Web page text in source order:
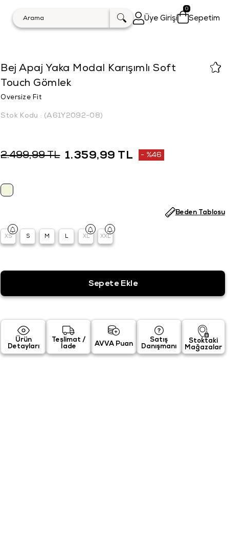
Üye Girişi Sepetim
0
Bej Apaj Yaka Modal Karışımlı Soft
Touch Gömlek
Oversize Fit
Stok Kodu (A61Y2092-08)
2.499,99 TL 1.359,99 TL %46
XS S M L XL XXL
Beden Tablosu
Ürün
Detayları
Teslimat /
İade
AVVA Puan
Satış
Danışmanı
Stoktaki
Mağazalar